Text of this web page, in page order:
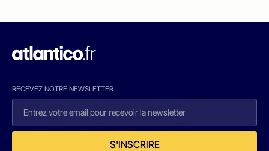
RECEVEZ NOTRE NEWSLETTER
S'INSCRIRE